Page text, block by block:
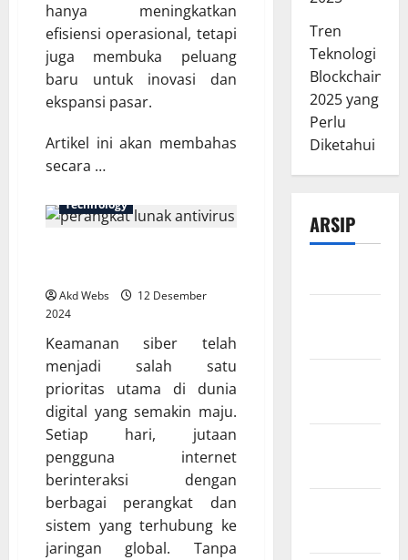
hanya meningkatkan
efisiensi operasional, tetapi
juga membuka peluang
baru untuk inovasi dan
ekspansi pasar.
Artikel ini akan membahas
secara …
Technology
Akd Webs
12 Desember
2024
Keamanan siber telah
menjadi salah satu
prioritas utama di dunia
digital yang semakin maju.
Setiap hari, jutaan
pengguna internet
berinteraksi dengan
berbagai perangkat dan
sistem yang terhubung ke
jaringan global. Tanpa
Tren
Teknologi
Blockchain
2025 yang
Perlu
Diketahui
ARSIP